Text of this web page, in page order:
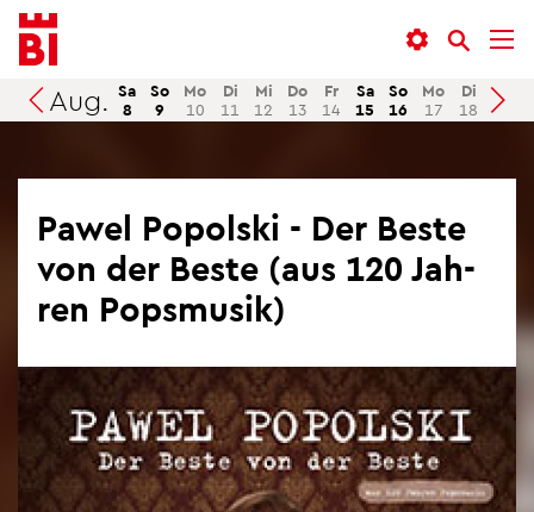
In­
halt
an­
sprin­
Menü
an­
sprin­
gen
Suche
an­
sprin­
gen
Suchen
Aug. Sa
8
So
9
Mo
10
Di
11
Mi
12
Do
13
Fr
14
Sa
15
So
16
Mo
17
Di
18
Mi
19
Pawel Po­pol­ski - Der Beste
von der Beste (aus 120 Jah­
ren Pops­mu­sik)